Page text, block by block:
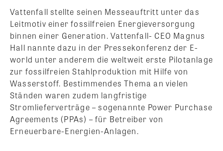
Vattenfall stellte seinen Messeauftritt unter das
Leitmotiv einer fossilfreien Energieversorgung
binnen einer Generation. Vattenfall- CEO Magnus
Hall nannte dazu in der Pressekonferenz der E-
world unter anderem die weltweit erste Pilotanlage
zur fossilfreien Stahlproduktion mit Hilfe von
Wasserstoff. Bestimmendes Thema an vielen
Ständen waren zudem langfristige
Stromlieferverträge – sogenannte Power Purchase
Agreements (PPAs) – für Betreiber von
Erneuerbare-Energien-Anlagen.